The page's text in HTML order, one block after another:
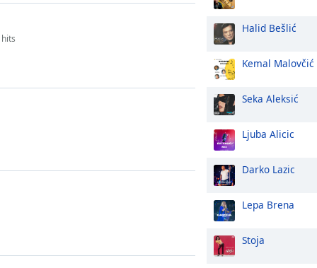
hits
Halid Bešlić
Kemal Malovčić
Seka Aleksić
Ljuba Alicic
Darko Lazic
Lepa Brena
Stoja